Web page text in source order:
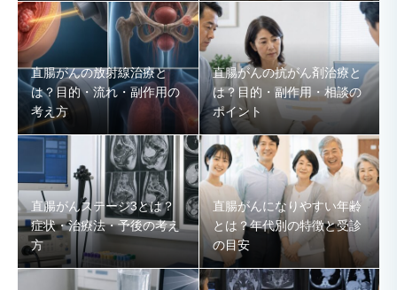
直腸がんの放射線治療と
は？目的・流れ・副作用の
考え方
直腸がんの抗がん剤治療と
は？目的・副作用・相談の
ポイント
直腸がんステージ3とは？
症状・治療法・予後の考え
方
直腸がんになりやすい年齢
とは？年代別の特徴と受診
の目安